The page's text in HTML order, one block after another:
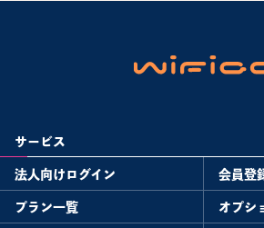
サービス
法人向けログイン 会員登
プラン一覧 オプシ